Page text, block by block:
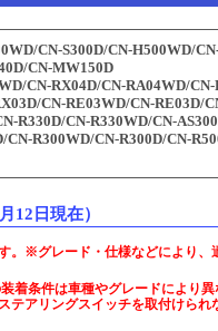
CN-S300D/CN-H500WD/
CN-MW150D
CN-RX04D/CN-RA04WD/
CN-RE03WD/CN-RE03D/
R330D/CN-R330WD/CN-
CN-R300WD/CN-R300D/CN-
12日現在）
。※グレード・仕様などにより、
着条件は車種やグレードにより
テアリングスイッチを取付けら